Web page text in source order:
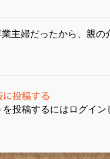
主婦だったから、親の
を投稿するにはログイン